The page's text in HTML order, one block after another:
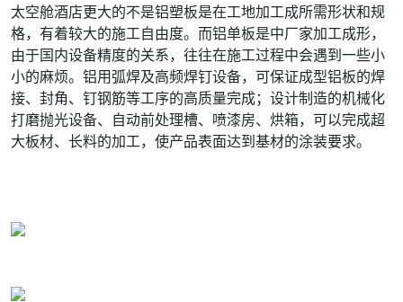
太空舱酒店更大的不是铝塑板是在工地加工成所需形状和规
格，有着较大的施工自由度。而铝单板是中厂家加工成形，
由于国内设备精度的关系，往往在施工过程中会遇到一些小
小的麻烦。铝用弧焊及高频焊钉设备，可保证成型铝板的焊
接、封角、钉钢筋等工序的高质量完成；设计制造的机械化
打磨抛光设备、自动前处理槽、喷漆房、烘箱，可以完成超
大板材、长料的加工，使产品表面达到基材的涂装要求。